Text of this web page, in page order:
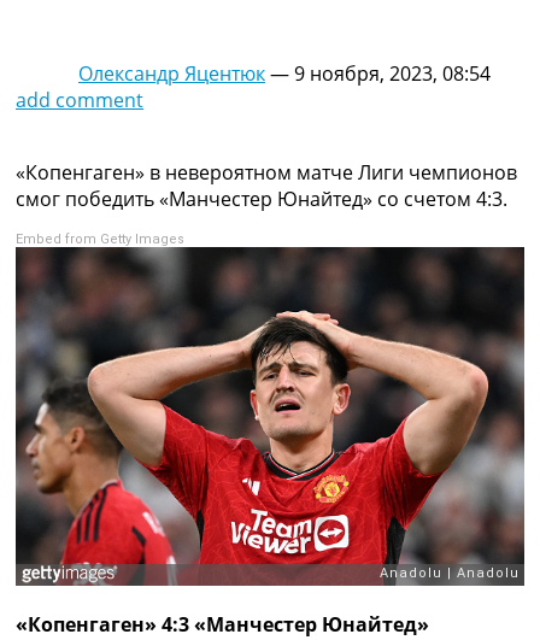
Рейтинги
Правила
Коллективный прогноз
Чемпионат Мира
Украина. Премьер-Лига
Лига Чемпионов
Англия. Премьер Лига
Испания. Ла Лига
Другие Турниры >>>
Таблицы
Таблицы групп Чемпионата Мира
Украина. Премьер-Лига
Украина. Первая Лига
Лига Чемпионов. Таблицы групп
Англия. Премьер-Лига
Испания. Ла Лига
Все таблицы >>>
Рейтинги
Рейтинг стран УЕФА
Рейтинг клубов УЕФА
Олександр Яцентюк—9 ноября, 2023, 08:54
add comment
«Копенгаген» в невероятном матче Лиги чемпионов
смог победить «Манчестер Юнайтед» со счетом 4:3.
Embed from Getty Images
«Копенгаген» 4:3 «Манчестер Юнайтед»